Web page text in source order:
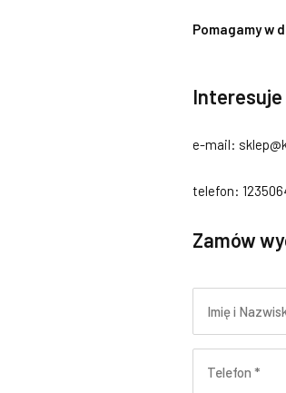
Pomagamy w
Interesuje
e-mail:
telefon:
Zamów